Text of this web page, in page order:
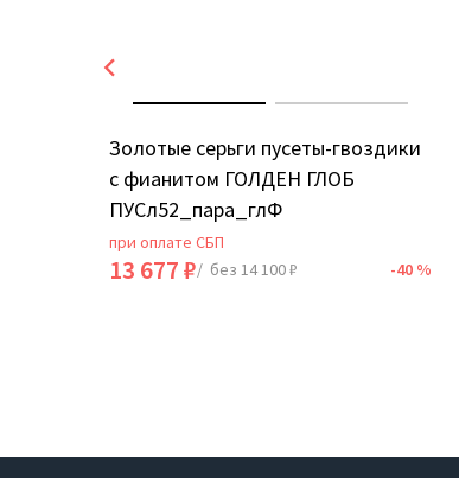
Золотые серьги пусеты-гвоздики
с фианитом ГОЛДЕН ГЛОБ
ПУСл52_пара_глФ
при оплате СБП
13 677 ₽/ без 14 100 ₽ -40 %